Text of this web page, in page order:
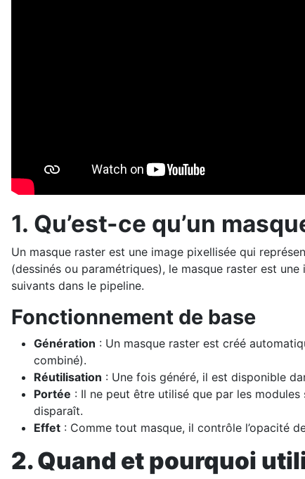
1. Qu’est-ce qu’un
Un masque raster est une image pixellisée qui
(dessinés ou paramétriques), le masque raster est
suivants dans le pipeline.
Fonctionnement de base
Génération : Un masque raster est créé
combiné).
Réutilisation : Une fois généré, il est disponible
Portée : Il ne peut être utilisé que par les
disparaît.
Effet : Comme tout masque, il contrôle l’opacité
2. Quand et pourquoi